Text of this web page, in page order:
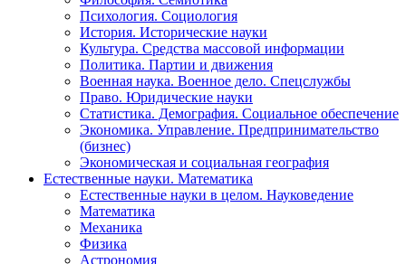
Психология. Социология
История. Исторические науки
Культура. Средства массовой информации
Политика. Партии и движения
Военная наука. Военное дело. Спецслужбы
Право. Юридические науки
Статистика. Демография. Социальное обеспечение
Экономика. Управление. Предпринимательство
(бизнес)
Экономическая и социальная география
Естественные науки. Математика
Естественные науки в целом. Науковедение
Математика
Механика
Физика
Астрономия